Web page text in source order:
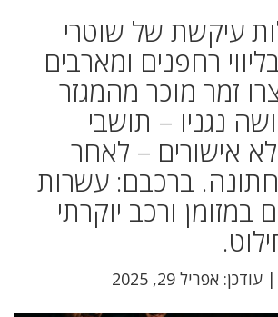
עיקשת של שוטרי
רחפנים ומארבים
זמר מוכר מהמגזר
נגניו – תושבי
אישורים – לאחר
ברכבם: עשרות
במזומן ורכב יוקרתי
| עודכן: אפריל 29, 2025